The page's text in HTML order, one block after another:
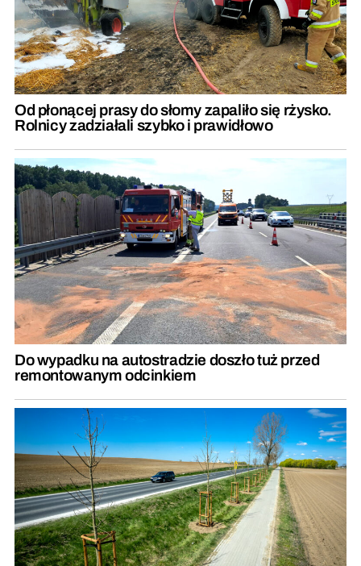
Od płonącej prasy do słomy zapaliło się rżysko.
Rolnicy zadziałali szybko i prawidłowo
Do wypadku na autostradzie doszło tuż przed
remontowanym odcinkiem